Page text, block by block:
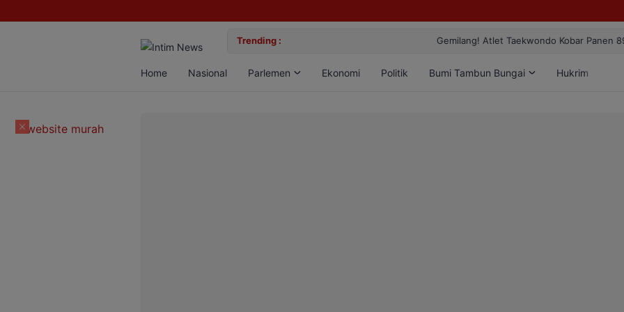
Trending : Gemilang! Atlet Taekwondo Kobar Panen 89 Medali di Ajang Bergengsi
Home Nasional Parlemen Ekonomi Politik Bumi Tambun Bungai Hukrim